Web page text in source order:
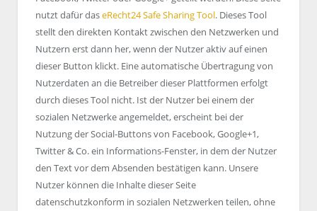
nutzt dafür daseRecht24 Safe Sharing Tool. Dieses Tool
stellt den direkten Kontakt zwischen den Netzwerken und
Nutzern erst dann her, wenn der Nutzer aktiv auf einen
dieser Button klickt. Eine automatische Übertragung von
Nutzerdaten an die Betreiber dieser Plattformen erfolgt
durch dieses Tool nicht. Ist der Nutzer bei einem der
sozialen Netzwerke angemeldet, erscheint bei der
Nutzung der Social-Buttons von Facebook, Google+1,
Twitter & Co. ein Informations-Fenster, in dem der Nutzer
den Text vor dem Absenden bestätigen kann. Unsere
Nutzer können die Inhalte dieser Seite
datenschutzkonform in sozialen Netzwerken teilen, ohne